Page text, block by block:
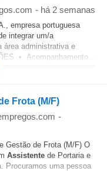
- há 2 semanas
empresa portuguesa
integrar um/a
área administrativa e
• Acompanhamento...
Frota (M/F)
-
Gestão de Frota (M/F) O
Assistente de Portaria e
Procuramos uma pessoa